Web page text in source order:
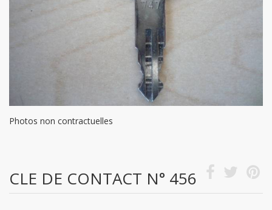
Photos non contractuelles
CLE DE CONTACT N° 456